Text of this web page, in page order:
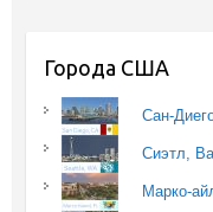
Города США
Сан-
Сиэтл,
Марко-